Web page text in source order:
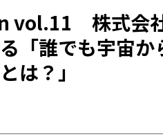
vol.11 株式会
「誰でも宇宙
は？」